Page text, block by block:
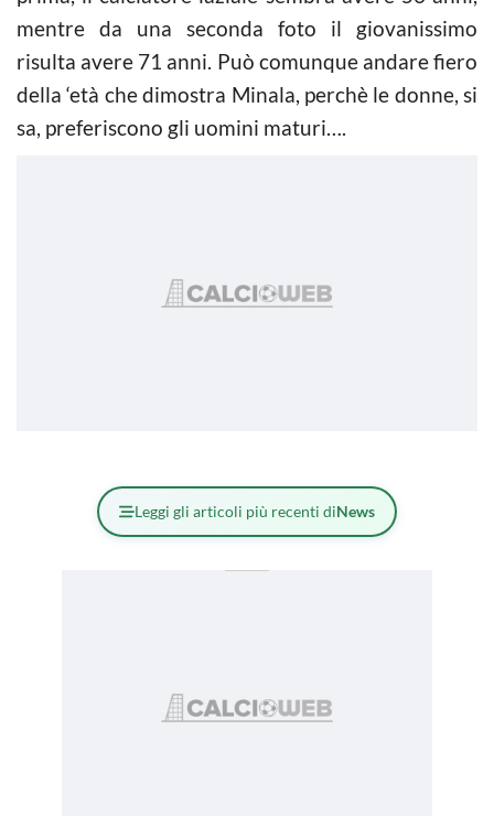
mentre da una seconda foto il giovanissimo
risulta avere 71 anni. Può comunque andare fiero
della ‘età che dimostra Minala, perchè le donne, si
sa, preferiscono gli uomini maturi….
Leggi gli articoli più recenti diNews